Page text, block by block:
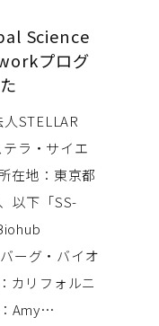
Science
プログ
STELLAR
ラ・サイエ
在地：東京都
以下「SS-
ーグ・バイオ
カリフォルニ
Amy…